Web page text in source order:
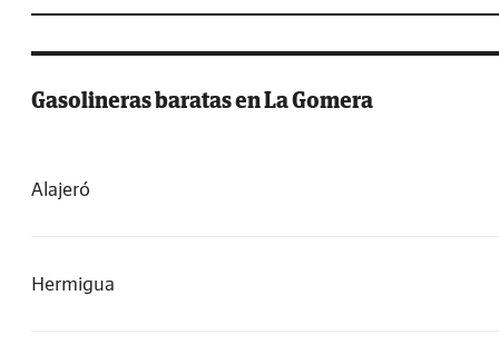
Gasolineras baratas en La Gomera
Alajeró
Hermigua